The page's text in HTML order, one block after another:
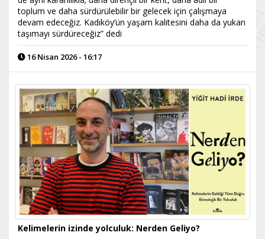
toplum ve daha sürdürülebilir bir gelecek için çalışmaya
devam edeceğiz. Kadıköy’ün yaşam kalitesini daha da yukarı
taşımayı sürdüreceğiz” dedi
16 Nisan 2026 - 16:17
Kelimelerin izinde yolculuk: Nerden Geliyo?